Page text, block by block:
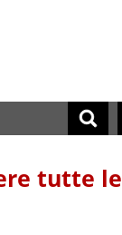
tutte le